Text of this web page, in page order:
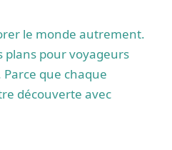
le monde autrement.
plans pour voyageurs
que chaque
découverte avec